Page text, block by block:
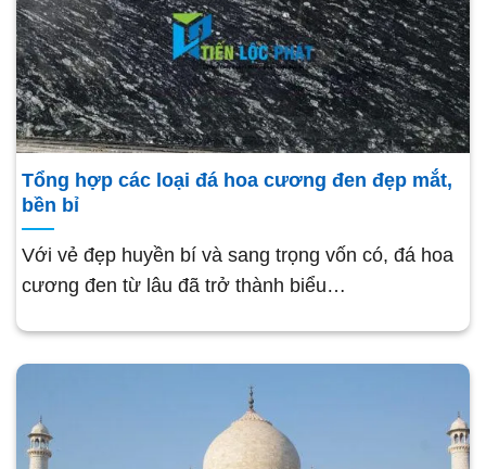
Tổng hợp các loại đá hoa cương đen đẹp mắt,
bền bỉ
Với vẻ đẹp huyền bí và sang trọng vốn có, đá hoa
cương đen từ lâu đã trở thành biểu…